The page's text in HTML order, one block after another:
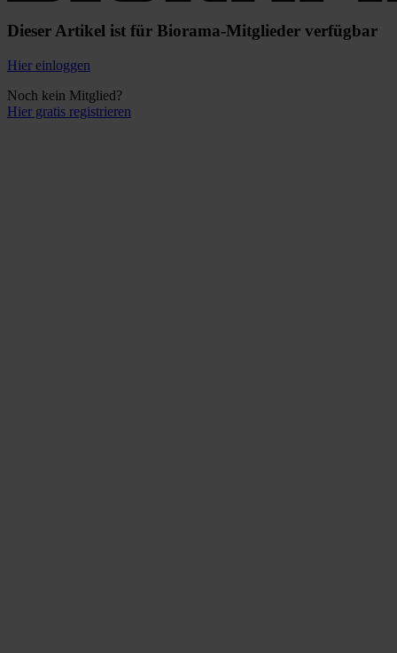
Dieser Artikel ist für Biorama-Mitglieder verfügbar
Hier einloggen
Noch kein Mitglied?
Hier gratis registrieren